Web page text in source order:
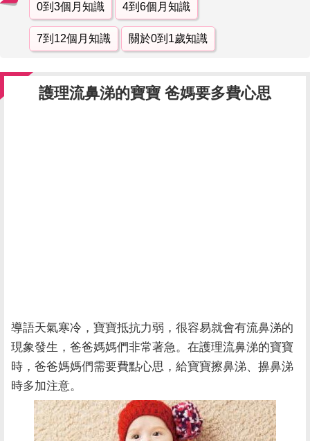
0到3個月知識 4到6個月知識
7到12個月知識 關於0到1歲知識
護理流鼻涕的寶寶 爸媽要多費心思
導語天氣寒冷，寶寶抵抗力弱，很容易就會有流鼻涕的
現象發生，爸爸媽媽們非常著急。在護理流鼻涕的寶寶
時，爸爸媽媽們需要費點心思，給寶寶擦鼻涕、擤鼻涕
時多加注意。